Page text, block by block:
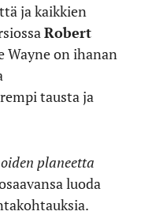
ja kaikkien
Robert
Wayne on ihanan
tausta ja
planeetta
luoda